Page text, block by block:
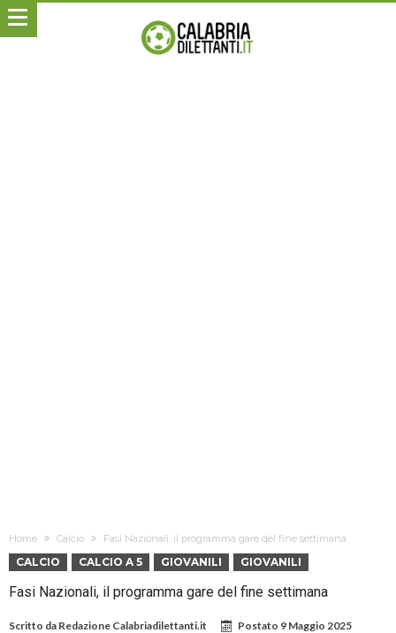
Home Calcio Fasi Nazionali, il programma gare del fine settimana
CALCIO CALCIO A 5 GIOVANILI GIOVANILI
Fasi Nazionali, il programma gare del fine settimana
Scritto da Redazione Calabriadilettanti.it Postato 9 Maggio 2025